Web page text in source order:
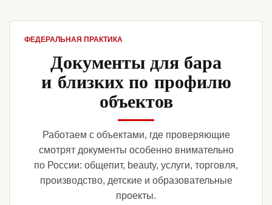
ФЕДЕРАЛЬНАЯ ПРАКТИКА
Документы для бара
и близких по профилю
объектов
Работаем с объектами, где проверяющие
смотрят документы особенно внимательно
по России: общепит, beauty, услуги, торговля,
производство, детские и образовательные
проекты.